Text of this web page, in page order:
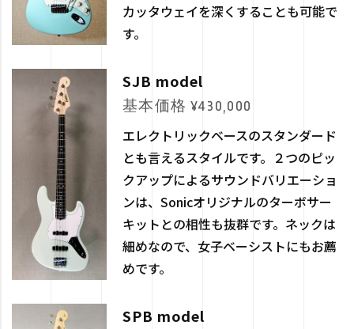
カッタウェイを深くすることも可能で
す。
SJB model
基本価格 ¥430,000
エレクトリックベースのスタンダード
とも言えるスタイルです。２つのピッ
クアップによるサウンドバリエーショ
ンは、Sonicオリジナルのターボサー
キットとの相性も抜群です。ネックは
細めなので、女子ベーシストにもお薦
めです。
SPB model